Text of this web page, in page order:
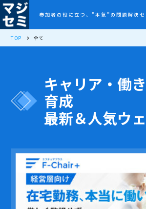
参加者の役に立つ、”本気”の問題解決セ
TOP 全て
キャリア・働
育成
最新＆人気ウ